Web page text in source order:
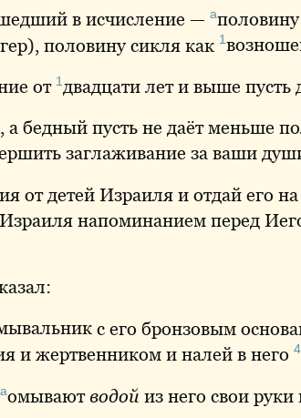
в исчисление — аполовину
половину сикля как 1
от 1двадцати лет и выше пусть
а бедный пусть не даёт меньше
заглаживание за ваши
от детей Израиля и отдай его на
напоминанием перед
с его бронзовым
и жертвенником и налей в него 4
омывают водой из него свои руки